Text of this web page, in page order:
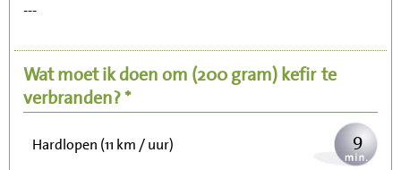
---
Wat moet ik doen om (200 gram)kefir te
verbranden? *
Wandelen (5 km/uur)
Hardlopen (11 km / uur) 9